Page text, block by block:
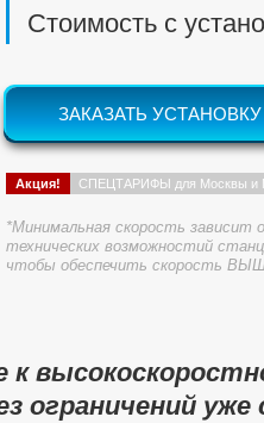
Стоимость с
ЗАКАЗАТЬ УСТАНОВКУ
Акция! СПЕЦТАРИФЫ для Москвы и
*Минимальная скорость зависит
технических возможностий
чтобы обеспечить скорость
ограничений уже